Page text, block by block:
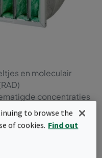
en moleculair
concentraties
stoffen (binnen- of
installaties te
to browse the
of cookies. Find out